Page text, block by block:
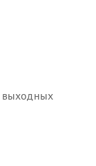
выходных